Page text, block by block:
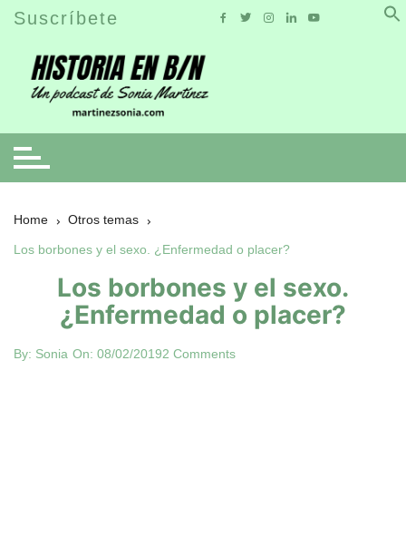
Skip
content
Suscríbete
Home Otros temas
Los borbones y el sexo. ¿Enfermedad o placer?
Los borbones y el sexo.
¿Enfermedad o placer?
By: Sonia On: 08/02/20192 Comments